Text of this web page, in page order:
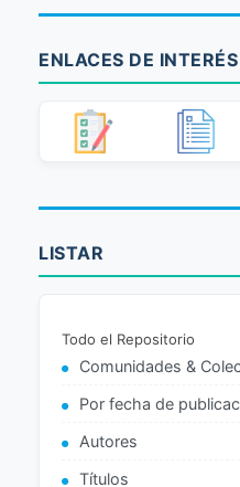
ENLACES DE INTERÉS
LISTAR
Todo el Repositorio
Comunidades &
Por fecha de
Autores
Títulos